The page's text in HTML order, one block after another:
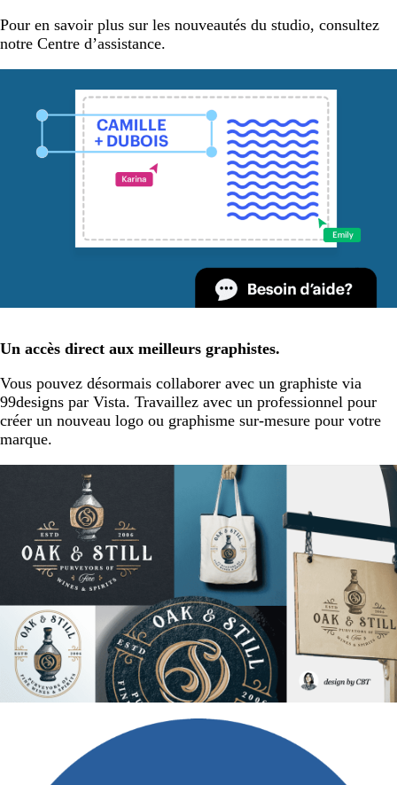
Pour en savoir plus sur les nouveautés du studio, consultez
notre Centre d’assistance.
Un accès direct aux meilleurs graphistes.
Vous pouvez désormais collaborer avec un graphiste via
99designs par Vista. Travaillez avec un professionnel pour
créer un nouveau logo ou graphisme sur-mesure pour votre
marque.